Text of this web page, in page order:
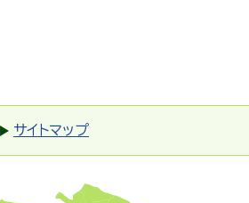
サイトマップ